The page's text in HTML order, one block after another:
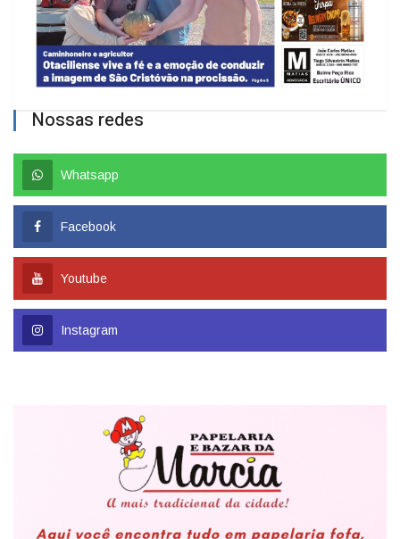
Nossas redes
Whatsapp
Facebook
Youtube
Instagram